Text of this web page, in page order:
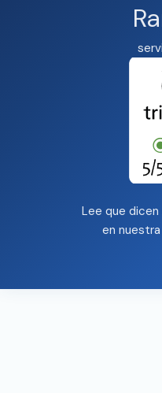
Lee que
en